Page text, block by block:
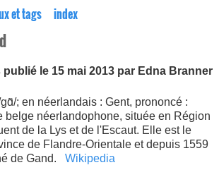
et tags index
le 15 mai 2013 par Edna Branner
; en néerlandais : Gent, prononcé :
belge néerlandophone, située en Région
de la Lys et de l'Escaut. Elle est le
de Flandre-Orientale et depuis 1559
de Gand. Wikipedia